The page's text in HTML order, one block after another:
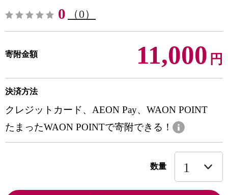
0 （0）
寄附金額 11,000 円
決済方法
クレジットカード、AEON Pay、WAON POINT
たまったWAON POINTで寄附できる！
数量